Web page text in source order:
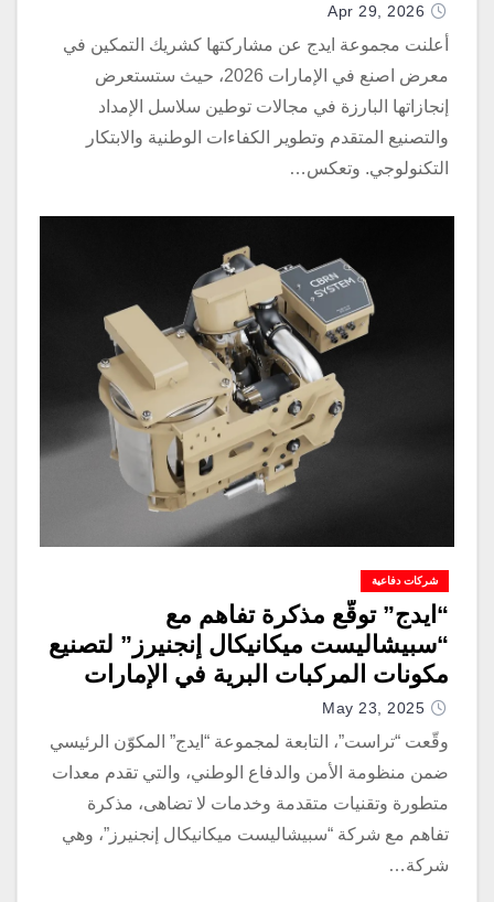
Apr 29, 2026
أعلنت مجموعة ايدج عن مشاركتها كشريك التمكين في
معرض اصنع في الإمارات 2026، حيث ستستعرض
إنجازاتها البارزة في مجالات توطين سلاسل الإمداد
والتصنيع المتقدم وتطوير الكفاءات الوطنية والابتكار
التكنولوجي. وتعكس…
شركات دفاعية
“ايدج” توقّع مذكرة تفاهم مع
“سبيشاليست ميكانيكال إنجنيرز” لتصنيع
مكونات المركبات البرية في الإمارات
May 23, 2025
وقّعت “تراست”، التابعة لمجموعة “ايدج” المكوّن الرئيسي
ضمن منظومة الأمن والدفاع الوطني، والتي تقدم معدات
متطورة وتقنيات متقدمة وخدمات لا تضاهى، مذكرة
تفاهم مع شركة “سبيشاليست ميكانيكال إنجنيرز”، وهي
شركة…